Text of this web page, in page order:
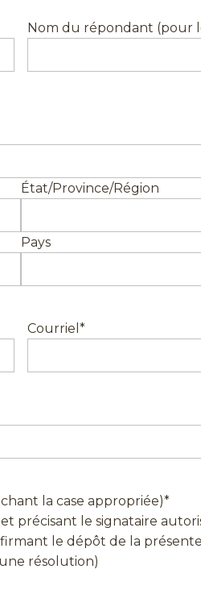
Nom du répondant (pour
État/Province/Région
Pays
Courriel *
la case appropriée)*
précisant le signataire
le dépôt de la
résolution)